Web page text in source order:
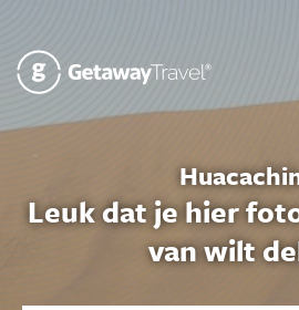
Leuk dat je hier
van wilt